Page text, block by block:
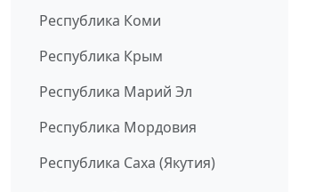
Республика Коми
Республика Крым
Республика Марий Эл
Республика Мордовия
Республика Саха (Якутия)